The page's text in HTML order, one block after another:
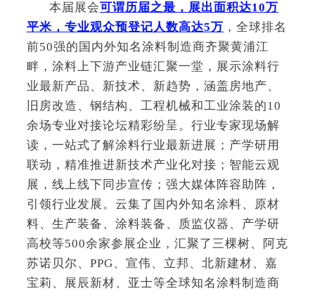
本届展会可谓历届之最，展出面积达10万
平米，专业观众预登记人数高达5万 ，全球排名
前50强的国内外知名涂料制造商齐聚黄浦江
畔，涂料上下游产业链汇聚一堂，展示涂料行
业最新产品、新技术、新趋势，涵盖房地产、
旧房改造、钢结构、工程机械和工业涂装的10
余场专业对接论坛精彩纷呈。行业专家现场解
读，一站式了解涂料行业最新进展；产学研用
联动，精准推进新技术产业化对接；智能云观
展，线上线下同步宣传；强大媒体阵容助阵，
引领行业发展。云集了国内外知名涂料、原材
料、生产装备、涂料装备、质监仪器、产学研
高校等500余家参展企业，汇聚了三棵树、阿克
苏诺贝尔、PPG、宣伟、立邦、北新建材、嘉
宝莉、展辰新材、亚士等全球知名涂料制造商